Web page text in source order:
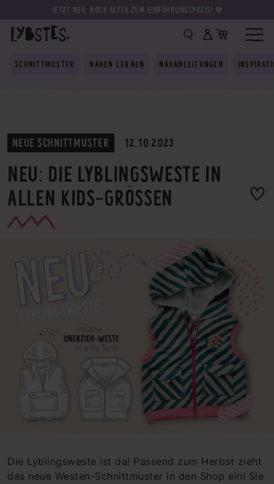
JETZT NEU: ROCK ALYSA ZUM EINFÜHRUNGSPREIS! 💛
SCHNITTMUSTER NÄHEN LERNEN NÄHANLEITUNGEN
NEUE SCHNITTMUSTER 12.10.2023
NEU: DIE LYBLINGSWESTE IN
ALLEN KIDS-GRÖSSEN
Die Lyblingsweste ist da! Passend zum Herbst zieht
das neue Westen-Schnittmuster in den Shop ein! Sie